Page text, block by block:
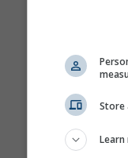
Store